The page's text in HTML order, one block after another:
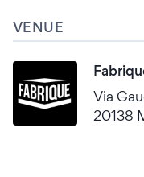
VENUE
Via
20138